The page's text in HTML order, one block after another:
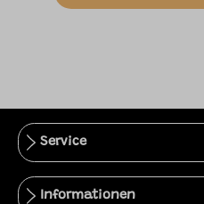
Service
Informationen